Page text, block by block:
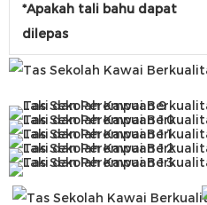
*Apakah tali bahu dapat
dilepas